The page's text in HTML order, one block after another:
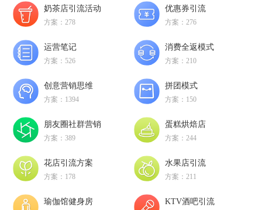
奶茶店引流活动
方案：278
优惠券引流
方案：276
运营笔记
方案：526
消费全返模式
方案：210
创意营销思维
方案：1394
拼团模式
方案：150
朋友圈社群营销
方案：389
蛋糕烘焙店
方案：244
花店引流方案
方案：178
水果店引流
方案：211
瑜伽馆健身房 KTV酒吧引流